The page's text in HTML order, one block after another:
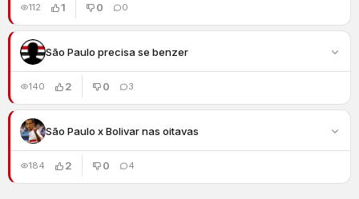
112 1 0 0
São Paulo precisa se benzer
140 2 0 3
São Paulo x Bolivar nas oitavas
184 2 0 4